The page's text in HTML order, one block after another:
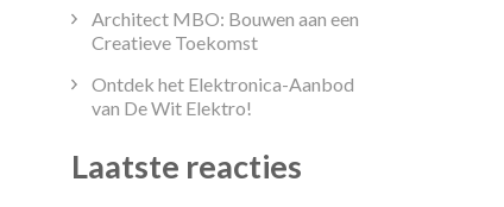
Architect MBO: Bouwen aan een
Creatieve Toekomst
Ontdek het Elektronica-Aanbod
van De Wit Elektro!
Laatste reacties